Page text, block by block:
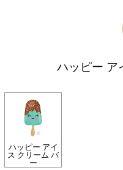
ハッピー ア
ハッピー アイ
ス クリーム バ
ー